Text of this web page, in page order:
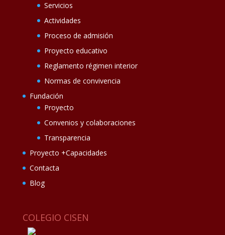
Servicios
Actividades
Proceso de admisión
Proyecto educativo
Reglamento régimen interior
Normas de convivencia
Fundación
Proyecto
Convenios y colaboraciones
Transparencia
Proyecto +Capacidades
Contacta
Blog
COLEGIO CISEN